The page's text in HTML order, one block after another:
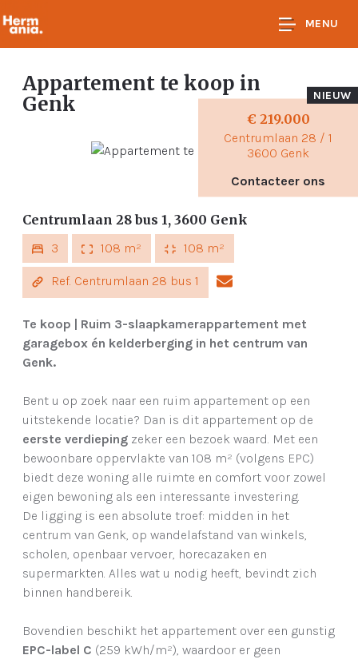
MENU
Appartement te koop in
Genk
€ 219.000
Centrumlaan 28 / 1
3600 Genk
Contacteer ons
NIEUW
Centrumlaan 28 bus 1, 3600 Genk
3 108 m² 108 m²
Ref. Centrumlaan 28 bus 1
Te koop | Ruim 3-slaapkamerappartement met
garagebox én kelderberging in het centrum van
Genk.
Bent u op zoek naar een ruim appartement op een
uitstekende locatie? Dan is dit appartement op de
eerste verdieping zeker een bezoek waard. Met een
bewoonbare oppervlakte van 108 m² (volgens EPC)
biedt deze woning alle ruimte en comfort voor zowel
eigen bewoning als een interessante investering.
De ligging is een absolute troef: midden in het
centrum van Genk, op wandelafstand van winkels,
scholen, openbaar vervoer, horecazaken en
supermarkten. Alles wat u nodig heeft, bevindt zich
binnen handbereik.
Bovendien beschikt het appartement over een gunstig
EPC-label C (259 kWh/m²), waardoor er geen